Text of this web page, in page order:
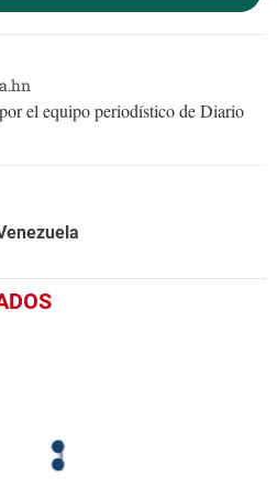
el equipo periodístico de Diario